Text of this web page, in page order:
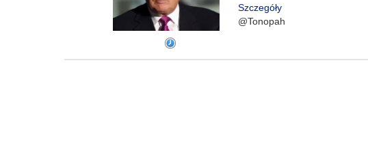
Szczegóły
@Tonopah